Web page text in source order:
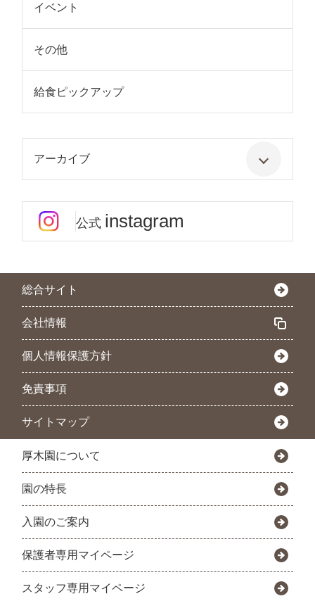
イベント
その他
給食ピックアップ
アーカイブ
公式 instagram
総合サイト
会社情報
個人情報保護方針
免責事項
サイトマップ
厚木園について
園の特長
入園のご案内
保護者専用マイページ
スタッフ専用マイページ